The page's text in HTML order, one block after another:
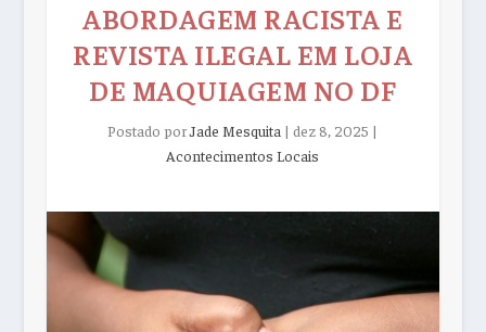
ABORDAGEM RACISTA E
REVISTA ILEGAL EM LOJA
DE MAQUIAGEM NO DF
Postado porJade Mesquita |dez 8, 2025 |
Acontecimentos Locais